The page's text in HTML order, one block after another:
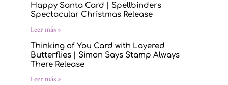
Happy Santa Card | Spellbinders
Spectacular Christmas Release
Leer más »
Thinking of You Card with Layered
Butterflies | Simon Says Stamp Always
There Release
Leer más »